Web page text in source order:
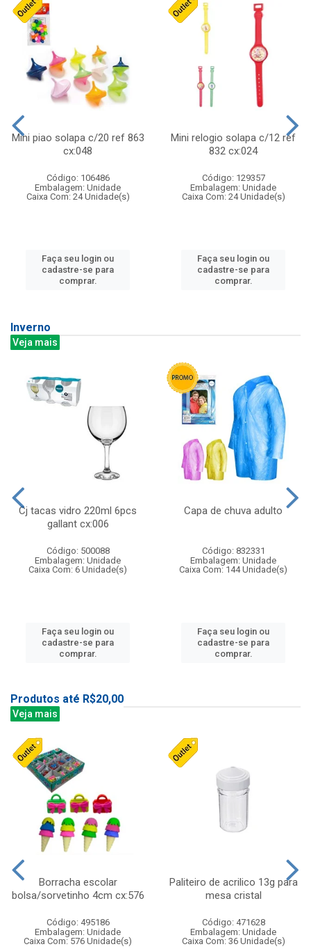
Mini piao solapa c/20 ref 863
cx:048
Código: 106486
Embalagem: Unidade
Caixa Com: 24 Unidade(s)
Faça seu login ou
cadastre-se para
comprar.
Mini relogio solapa c/12 ref
832 cx:024
Código: 129357
Embalagem: Unidade
Caixa Com: 24 Unidade(s)
Faça seu login ou
cadastre-se para
comprar.
Inverno
Veja mais
Cj tacas vidro 220ml 6pcs
gallant cx:006
Código: 500088
Embalagem: Unidade
Caixa Com: 6 Unidade(s)
Faça seu login ou
cadastre-se para
comprar.
Capa de chuva adulto
Código: 832331
Embalagem: Unidade
Caixa Com: 144 Unidade(s)
Faça seu login ou
cadastre-se para
comprar.
Produtos até R$20,00
Veja mais
Borracha escolar
bolsa/sorvetinho 4cm cx:576
Código: 495186
Embalagem: Unidade
Caixa Com: 576 Unidade(s)
Paliteiro de acrilico 13g para
mesa cristal
Código: 471628
Embalagem: Unidade
Caixa Com: 36 Unidade(s)